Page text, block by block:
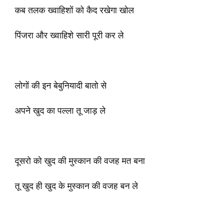
कब तलक ख्वाहिशों को कैद रखेगा खोल
पिंजरा और ख्वाहिशे सारी पूरी कर ले
लोगों की इन बेबुनियादी बातो से
अपने खुद का पल्ला तू जाड़ ले
दूसरो को खुद की मुस्कान की वजह मत बना
तू खुद ही खुद के मुस्कान की वजह बन ले